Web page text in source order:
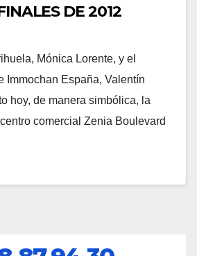
DE 2012
Mónica Lorente, y el
Immochan España, Valentín
hoy, de manera simbólica, la
comercial Zenia Boulevard